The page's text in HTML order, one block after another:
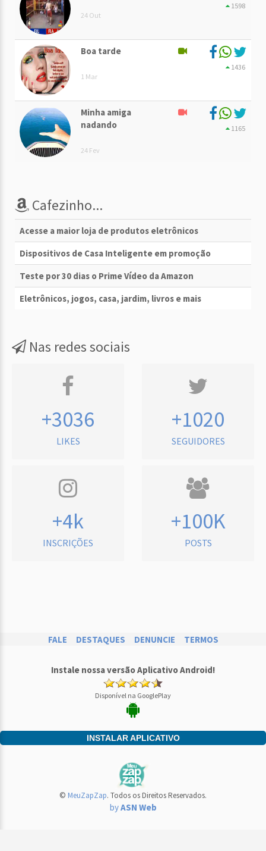
24 Out
1598
Boa tarde
1 Mar
1436
Minha amiga
nadando
24 Fev
1165
Cafezinho...
Acesse a maior loja de produtos eletrônicos
Dispositivos de Casa Inteligente em promoção
Teste por 30 dias o Prime Vídeo da Amazon
Eletrônicos, jogos, casa, jardim, livros e mais
Nas redes sociais
+3036
LIKES
+1020
SEGUIDORES
+4k
INSCRIÇÕES
+100K
POSTS
FALE DESTAQUES DENUNCIE TERMOS
Instale nossa versão Aplicativo Android!
Disponível na GooglePlay
INSTALAR APLICATIVO
© MeuZapZap. Todos os Direitos Reservados.
byASN Web